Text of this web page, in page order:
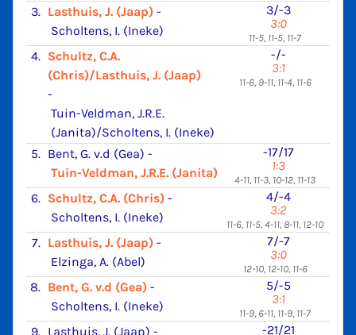
3. Lasthuis, J. (Jaap) -
Scholtens, I. (Ineke)
3/-3
3:0
11-5, 11-5, 11-7
4. Schultz, C.A.
(Chris)/Lasthuis, J. (Jaap)
-
Tuin-Veldman, J.R.E.
(Janita)/Scholtens, I. (Ineke)
-/-
3:1
11-6, 9-11, 11-4, 11-6
5. Bent, G. v.d (Gea) -
Tuin-Veldman, J.R.E. (Janita)
-17/17
1:3
4-11, 11-3, 10-12, 11-13
6. Schultz, C.A. (Chris) -
Scholtens, I. (Ineke)
4/-4
3:2
11-6, 11-5, 4-11, 8-11, 12-10
7. Lasthuis, J. (Jaap) -
Elzinga, A. (Abel)
7/-7
3:0
12-10, 12-10, 11-6
8. Bent, G. v.d (Gea) -
Scholtens, I. (Ineke)
5/-5
3:1
11-9, 6-11, 11-9, 11-7
9. Lasthuis, J. (Jaap) - -21/21